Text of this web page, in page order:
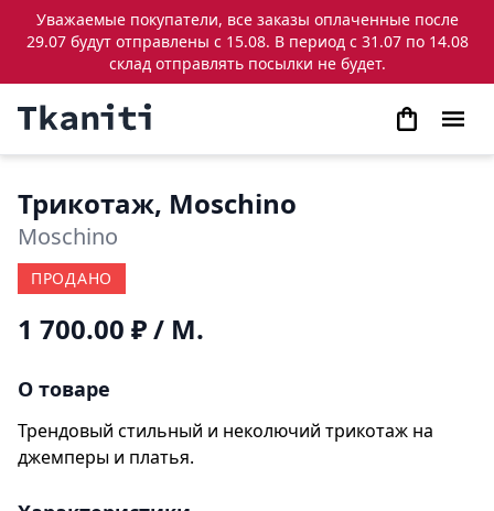
Уважаемые покупатели, все заказы оплаченные после
29.07 будут отправлены с 15.08. В период с 31.07 по 14.08
склад отправлять посылки не будет.
Трикотаж, Moschino
Moschino
ПРОДАНО
1 700.00 ₽/ М.
О товаре
Трендовый стильный и неколючий трикотаж на
джемперы и платья.